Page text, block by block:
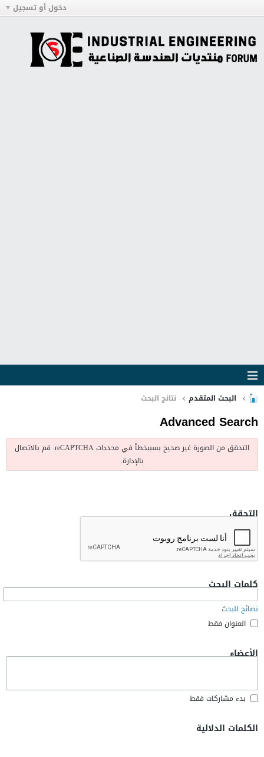
دخول أو تسجيل
البحث المتقدم نتائج البحث
Advanced Search
التحقق من الصورة غير صحيح بسببخطأ في محددات reCAPTCHA. قم بالاتصال
بالإدارة.
التحقق
كلمات البحث
نصائح للبحث
العنوان فقط
الأعضاء
بدء مشاركات فقط
الكلمات الدلالية